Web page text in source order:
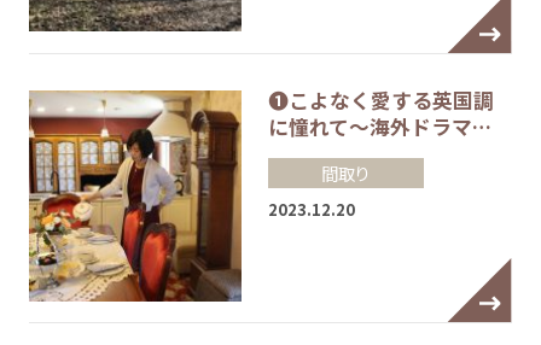
❶こよなく愛する英国調
に憧れて～海外ドラマ…
間取り
2023.12.20